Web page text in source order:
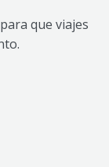
que viajes